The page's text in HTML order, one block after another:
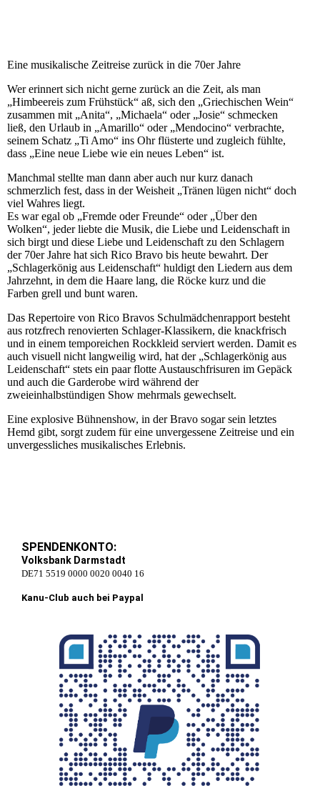
Eine musikalische Zeitreise zurück in die 70er Jahre
Wer erinnert sich nicht gerne zurück an die Zeit, als man
„Himbeereis zum Frühstück“ aß, sich den „Griechischen Wein“
zusammen mit „Anita“, „Michaela“ oder „Josie“ schmecken
ließ, den Urlaub in „Amarillo“ oder „Mendocino“ verbrachte,
seinem Schatz „Ti Amo“ ins Ohr flüsterte und zugleich fühlte,
dass „Eine neue Liebe wie ein neues Leben“ ist.
Manchmal stellte man dann aber auch nur kurz danach
schmerzlich fest, dass in der Weisheit „Tränen lügen nicht“ doch
viel Wahres liegt.
Es war egal ob „Fremde oder Freunde“ oder „Über den
Wolken“, jeder liebte die Musik, die Liebe und Leidenschaft in
sich birgt und diese Liebe und Leidenschaft zu den Schlagern
der 70er Jahre hat sich Rico Bravo bis heute bewahrt. Der
„Schlagerkönig aus Leidenschaft“ huldigt den Liedern aus dem
Jahrzehnt, in dem die Haare lang, die Röcke kurz und die
Farben grell und bunt waren.
Das Repertoire von Rico Bravos Schulmädchenrapport besteht
aus rotzfrech renovierten Schlager-Klassikern, die knackfrisch
und in einem temporeichen Rockkleid serviert werden. Damit es
auch visuell nicht langweilig wird, hat der „Schlagerkönig aus
Leidenschaft“ stets ein paar flotte Austauschfrisuren im Gepäck
und auch die Garderobe wird während der
zweieinhalbstündigen Show mehrmals gewechselt.
Eine explosive Bühnenshow, in der Bravo sogar sein letztes
Hemd gibt, sorgt zudem für eine unvergessene Zeitreise und ein
unvergessliches musikalisches Erlebnis.
SPENDENKONTO:
Volksbank Darmstadt
DE71 5519 0000 0020 0040 16
Kanu-Club auch bei Paypal